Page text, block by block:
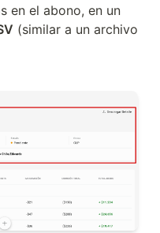
en el abono, en un